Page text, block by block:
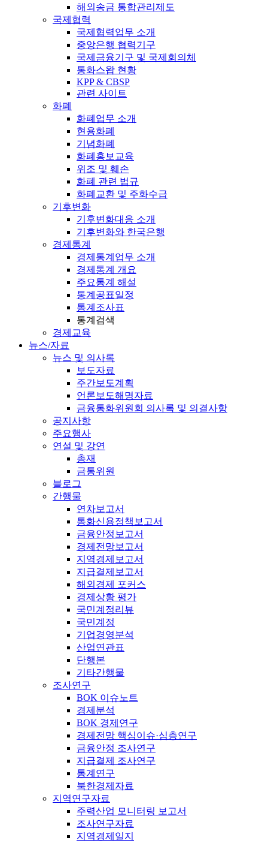
해외송금 통합관리제도
국제협력
국제협력업무 소개
중앙은행 협력기구
국제금융기구 및 국제회의체
통화스왑 현황
KPP & CBSP
관련 사이트
화폐
화폐업무 소개
현용화폐
기념화폐
화폐홍보교육
위조 및 훼손
화폐 관련 법규
화폐교환 및 주화수급
기후변화
기후변화대응 소개
기후변화와 한국은행
경제통계
경제통계업무 소개
경제통계 개요
주요통계 해설
통계공표일정
통계조사표
통계검색
경제교육
뉴스/자료
뉴스 및 의사록
보도자료
주간보도계획
언론보도해명자료
금융통화위원회 의사록 및 의결사항
공지사항
주요행사
연설 및 강연
총재
금통위원
블로그
간행물
연차보고서
통화신용정책보고서
금융안정보고서
경제전망보고서
지역경제보고서
지급결제보고서
해외경제 포커스
경제상황 평가
국민계정리뷰
국민계정
기업경영분석
산업연관표
단행본
기타간행물
조사연구
BOK 이슈노트
경제분석
BOK 경제연구
경제전망 핵심이슈·심층연구
금융안정 조사연구
지급결제 조사연구
통계연구
북한경제자료
지역연구자료
주력산업 모니터링 보고서
조사연구자료
지역경제일지